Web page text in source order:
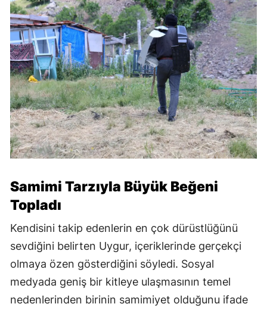
Samimi Tarzıyla Büyük Beğeni
Topladı
Kendisini takip edenlerin en çok dürüstlüğünü
sevdiğini belirten Uygur, içeriklerinde gerçekçi
olmaya özen gösterdiğini söyledi. Sosyal
medyada geniş bir kitleye ulaşmasının temel
nedenlerinden birinin samimiyet olduğunu ifade